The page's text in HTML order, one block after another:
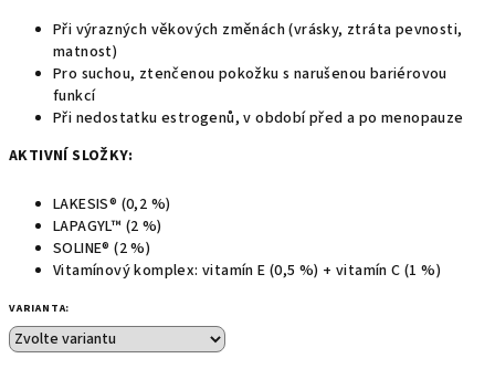
Při výrazných věkových změnách (vrásky, ztráta pevnosti,
matnost)
Pro suchou, ztenčenou pokožku s narušenou bariérovou
funkcí
Při nedostatku estrogenů, v období před a po menopauze
AKTIVNÍ SLOŽKY:
LAKESIS® (0,2 %)
LAPAGYL™ (2 %)
SOLINE® (2 %)
Vitamínový komplex: vitamín E (0,5 %) + vitamín C (1 %)
VARIANTA: